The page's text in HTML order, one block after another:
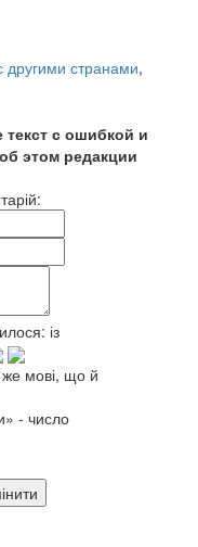
другими странами,
с ошибкой и
этом редакции
із
же мові, що й
- число